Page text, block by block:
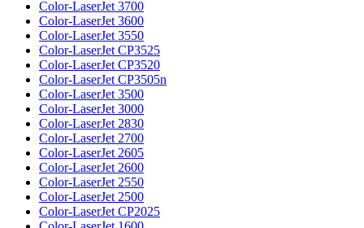
Color-LaserJet 3700
Color-LaserJet 3600
Color-LaserJet 3550
Color-LaserJet CP3525
Color-LaserJet CP3520
Color-LaserJet CP3505n
Color-LaserJet 3500
Color-LaserJet 3000
Color-LaserJet 2830
Color-LaserJet 2700
Color-LaserJet 2605
Color-LaserJet 2600
Color-LaserJet 2550
Color-LaserJet 2500
Color-LaserJet CP2025